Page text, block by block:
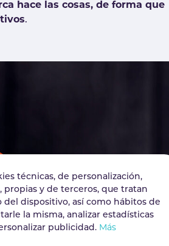
hace las cosas, de forma que
.
técnicas, de personalización,
propias y de terceros, que tratan
del dispositivo, así como hábitos de
la misma, analizar estadísticas
publicidad. Más